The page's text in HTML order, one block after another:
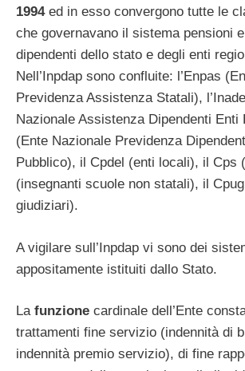
1994ed in esso convergono tutte le
che governavano il sistema pensioni
dipendenti dello stato e degli enti
Nell’Inpdap sono confluite: l’Enpas
Previdenza Assistenza Statali),
Nazionale Assistenza Dipendenti Enti
(Ente Nazionale Previdenza
Pubblico), il Cpdel (enti locali), il Cps
(insegnanti scuole non statali), il
giudiziari).
A vigilare sull’Inpdap vi sono dei
appositamente istituiti dallo Stato.
La funzione cardinale dell’Ente
trattamenti fine servizio (indennità di
indennità premio servizio), di fine